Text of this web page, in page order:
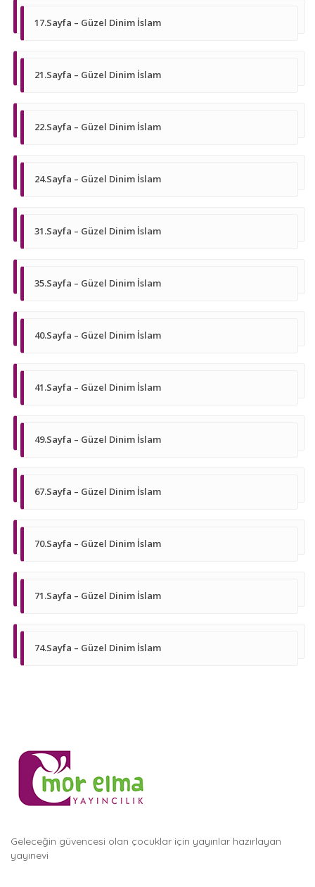
17.Sayfa – Güzel Dinim İslam
21.Sayfa – Güzel Dinim İslam
22.Sayfa – Güzel Dinim İslam
24.Sayfa – Güzel Dinim İslam
31.Sayfa – Güzel Dinim İslam
35.Sayfa – Güzel Dinim İslam
40.Sayfa – Güzel Dinim İslam
41.Sayfa – Güzel Dinim İslam
49.Sayfa – Güzel Dinim İslam
67.Sayfa – Güzel Dinim İslam
70.Sayfa – Güzel Dinim İslam
71.Sayfa – Güzel Dinim İslam
74.Sayfa – Güzel Dinim İslam
Geleceğin güvencesi olan çocuklar için yayınlar hazırlayan
yayınevi